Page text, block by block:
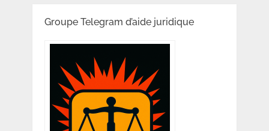
Groupe Telegram d’aide juridique